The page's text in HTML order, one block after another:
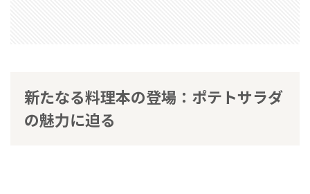
新たなる料理本の登場：ポテトサラダ
の魅力に迫る